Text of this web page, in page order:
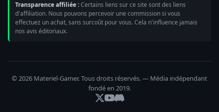
Transparence affiliée :Certains liens sur ce site sont des liens
d'affiliation. Nous pouvons percevoir une commission si vous
effectuez un achat, sans surcoût pour vous. Cela n'influence jamais
nos avis éditoriaux.
© 2026 Materiel-Gamer. Tous droits réservés. — Média indépendant
fondé en 2019.